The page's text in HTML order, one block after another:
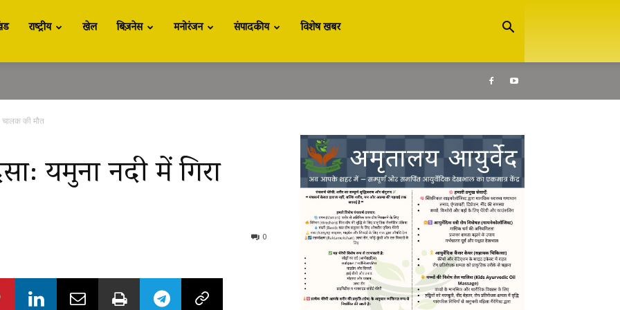
राष्ट्रीय खेल बिज़नेस मनोरंजन संपादकीय विशेष खबर
चालक की मौत
यमुना नदी में गिरा
0